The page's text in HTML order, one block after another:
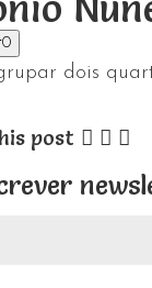
0
dois
post